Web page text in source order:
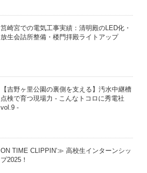
筥崎宮での電気工事実績：清明殿のLED化・
放生会詰所整備・楼門拝殿ライトアップ
【吉野ヶ里公園の裏側を支える】汚水中継槽
点検で育つ現場力 - こんなトコロに秀電社
vol.9 -
ON TIME CLIPPIN’≫ 高校生インターンシッ
プ2025！